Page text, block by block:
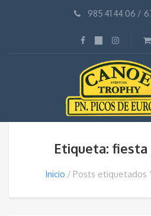
985 41 44 06 /
Etiqueta: fiesta
Inicio Posts etiquetados